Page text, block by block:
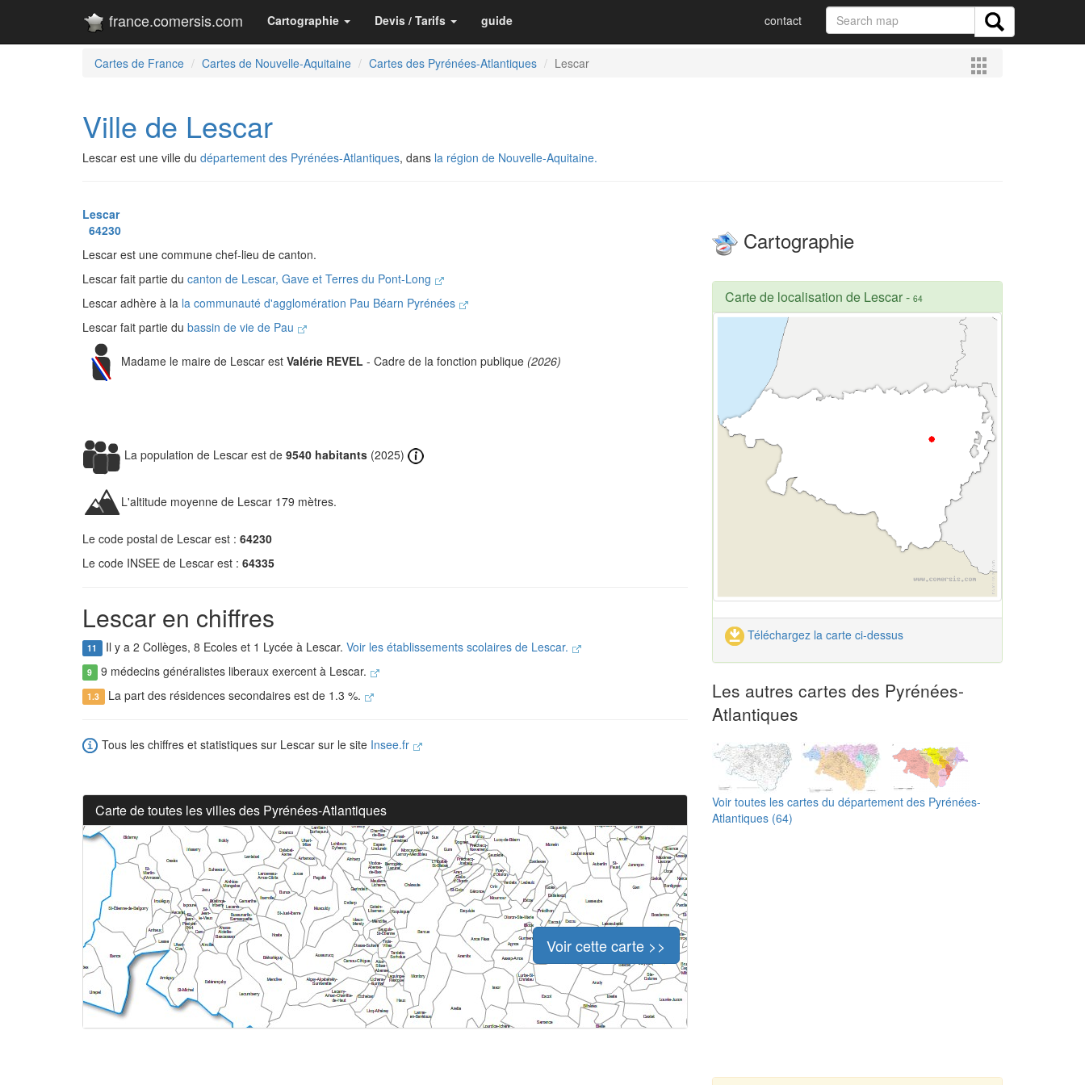
france.comersis.com Cartographie Devis / Tarifs guide contact
Cartes de France Cartes de Nouvelle-Aquitaine Cartes des Pyrénées-Atlantiques Lescar
Ville de Lescar
Lescar est une ville du département des Pyrénées-Atlantiques, dans la région de Nouvelle-Aquitaine.
Lescar
64230
Lescar est une commune chef-lieu de canton.
Lescar fait partie du canton de Lescar, Gave et Terres du Pont-Long
Lescar adhère à la la communauté d'agglomération Pau Béarn Pyrénées
Lescar fait partie du bassin de vie de Pau
Madame le maire de Lescar est Valérie REVEL - Cadre de la fonction publique (2026)
La population de Lescar est de 9540 habitants (2025)
L'altitude moyenne de Lescar 179 mètres.
Le code postal de Lescar est : 64230
Le code INSEE de Lescar est : 64335
Lescar en chiffres
11 Il y a 2 Collèges, 8 Ecoles et 1 Lycée à Lescar. Voir les établissements scolaires de Lescar.
9 9 médecins généralistes liberaux exercent à Lescar.
1.3 La part des résidences secondaires est de 1.3 %.
Tous les chiffres et statistiques sur Lescar sur le site Insee.fr
Carte de toutes les villes des Pyrénées-Atlantiques
Voir cette carte >>
Cartographie
Carte de localisation de Lescar- 64
Téléchargez la carte ci-dessus
Les autres cartes des Pyrénées-
Atlantiques
Voir toutes les cartes du département des Pyrénées-
Atlantiques (64)